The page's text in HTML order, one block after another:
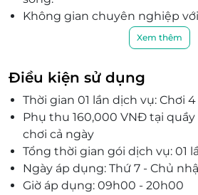
Không gian chuyên nghiệp
bay, bệnh viện, ngân hàng...
toàn, chuẩn quốc tế.
Thời lượng trải nghiệm lên tới
khám phá hàng chục hoạt
nhau.
Chất lượng dịch vụ chuyên
cơ sở vật chất hiện đại, đảm
toàn tuyệt đối.
Là nơi lý tưởng giúp trẻ phát
tư duy nghề nghiệp và tinh
Xem thêm
Điều kiện sử dụng
Thời gian 01 lần dịch vụ: Chơi
Phụ thu 160,000 VNĐ tại
chơi cả ngày
Tổng thời gian gói dịch vụ: 01
Ngày áp dụng: Thứ 7 - Chủ
Giờ áp dụng: 09h00 - 20h00